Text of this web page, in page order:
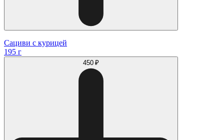
Сациви с курицей
195 г
450 ₽